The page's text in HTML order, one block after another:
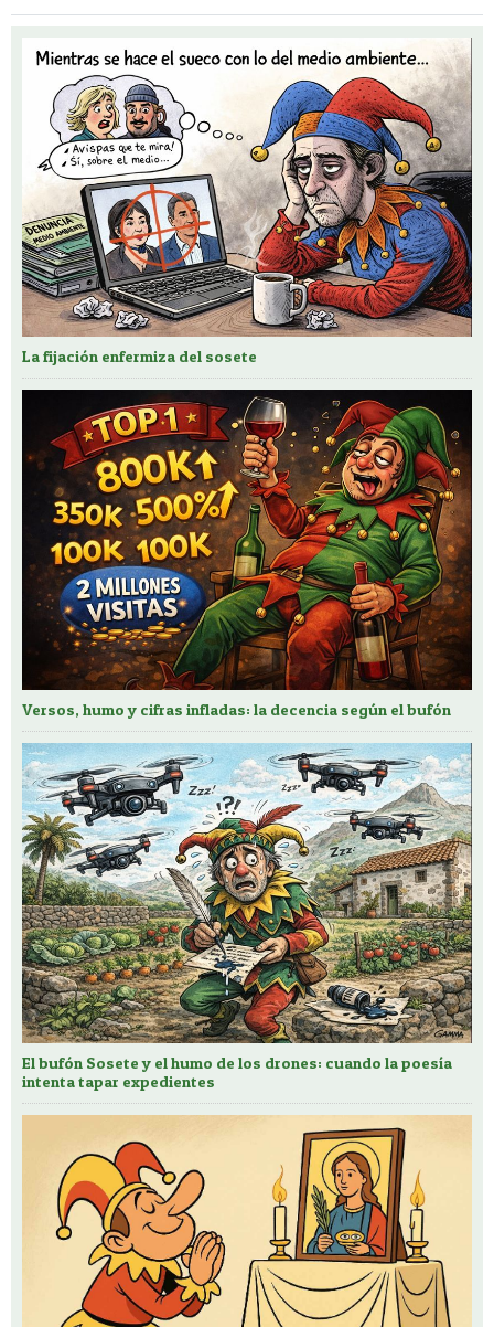
La fijación enfermiza del sosete
Versos, humo y cifras infladas: la decencia según el bufón
El bufón Sosete y el humo de los drones: cuando la poesía
intenta tapar expedientes